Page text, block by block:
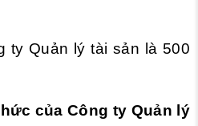
ty Quản lý tài sản là 500
của Công ty Quản lý